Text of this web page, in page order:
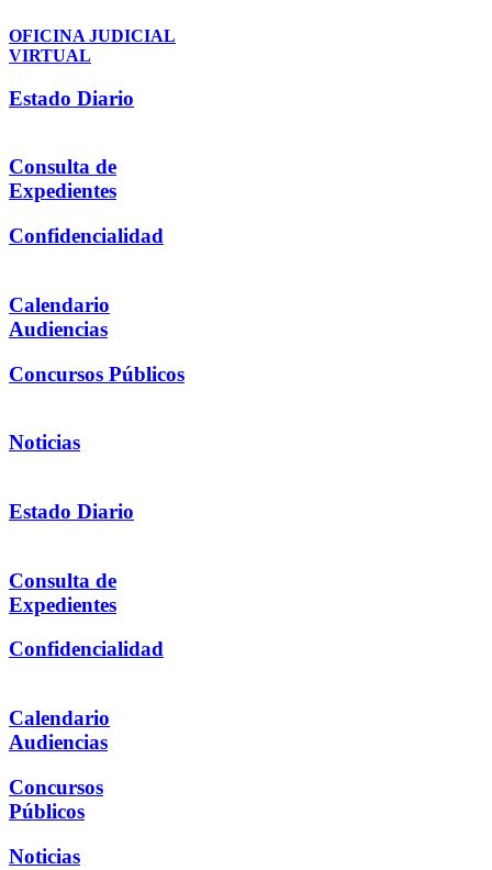
OFICINA JUDICIAL
VIRTUAL
Estado Diario
Consulta de
Expedientes
Confidencialidad
Calendario
Audiencias
Concursos Públicos
Noticias
Estado Diario
Consulta de
Expedientes
Confidencialidad
Calendario
Audiencias
Concursos
Públicos
Noticias